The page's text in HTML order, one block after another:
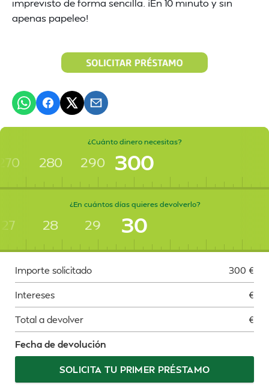
apenas papeleo!
¿Cuánto dinero necesitas?
280 290 300
¿En cuántos días quieres devolverlo?
27 28 29 30
Importe solicitado 300 €
Intereses €
Total a devolver €
Fecha de devolución
SOLICITA TU PRIMER PRÉSTAMO